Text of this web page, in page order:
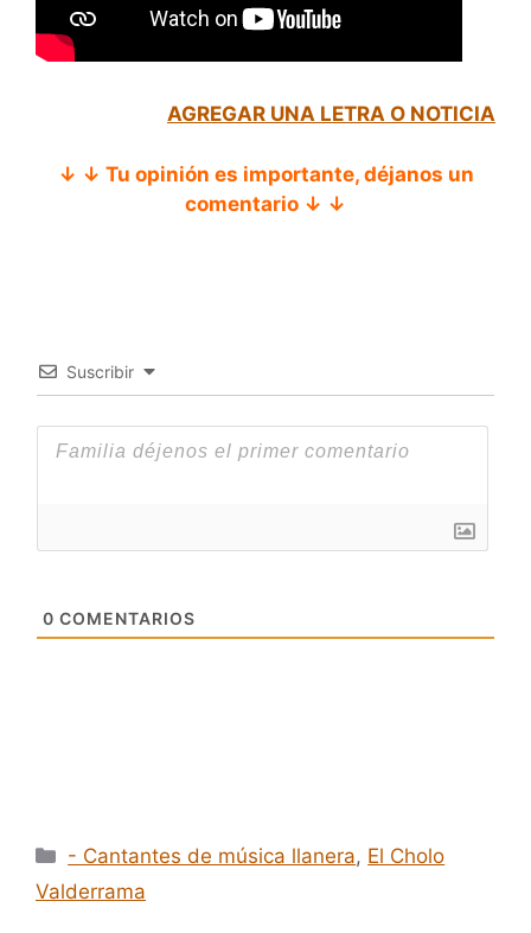
AGREGAR UNA LETRA O NOTICIA
↓ ↓ Tu opinión es importante, déjanos un
comentario ↓ ↓
Suscribir
0 COMENTARIOS
Categorías
- Cantantes de música llanera, El Cholo
Valderrama